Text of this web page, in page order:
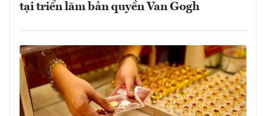
tại triển lãm bản quyền Van Gogh